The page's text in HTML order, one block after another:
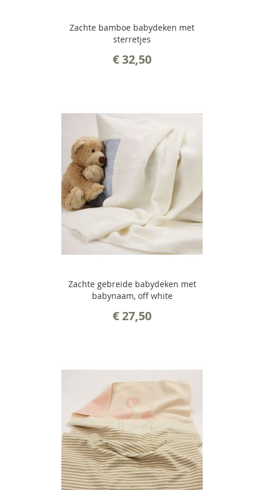
Zachte bamboe babydeken met
sterretjes
€ 32,50
Zachte gebreide babydeken met
babynaam, off white
€ 27,50